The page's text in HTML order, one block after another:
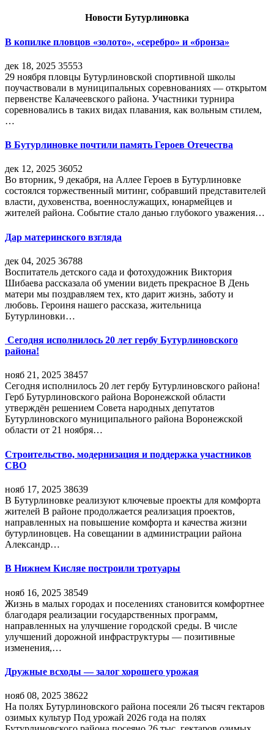
Новости Бутурлиновка
В копилке пловцов «золото», «серебро» и «бронза»
дек 18, 2025 35553
29 ноября пловцы Бутурлиновской спортивной школы
поучаствовали в муниципальных соревнованиях — открытом
первенстве Калачеевского района. Участники турнира
соревновались в таких видах плавания, как вольным стилем,
…
В Бутурлиновке почтили память Героев Отечества
дек 12, 2025 36052
Во вторник, 9 декабря, на Аллее Героев в Бутурлиновке
состоялся торжественный митинг, собравший представителей
власти, духовенства, военнослужащих, юнармейцев и
жителей района. Событие стало данью глубокого уважения…
Дар материнского взгляда
дек 04, 2025 36788
Воспитатель детского сада и фотохудожник Виктория
Шибаева рассказала об умении видеть прекрасное В День
матери мы поздравляем тех, кто дарит жизнь, заботу и
любовь. Героиня нашего рассказа, жительница
Бутурлиновки…
Сегодня исполнилось 20 лет гербу Бутурлиновского
района!
нояб 21, 2025 38457
Сегодня исполнилось 20 лет гербу Бутурлиновского района!
Герб Бутурлиновского района Воронежской области
утверждён решением Совета народных депутатов
Бутурлиновского муниципального района Воронежской
области от 21 ноября…
Строительство, модернизация и поддержка участников
СВО
нояб 17, 2025 38639
В Бутурлиновке реализуют ключевые проекты для комфорта
жителей В районе продолжается реализация проектов,
направленных на повышение комфорта и качества жизни
бутурлиновцев. На совещании в администрации района
Александр…
В Нижнем Кисляе построили тротуары
нояб 16, 2025 38549
Жизнь в малых городах и поселениях становится комфортнее
благодаря реализации государственных программ,
направленных на улучшение городской среды. В числе
улучшений дорожной инфраструктуры — позитивные
изменения,…
Дружные всходы — залог хорошего урожая
нояб 08, 2025 38622
На полях Бутурлиновского района посеяли 26 тысяч гектаров
озимых культур Под урожай 2026 года на полях